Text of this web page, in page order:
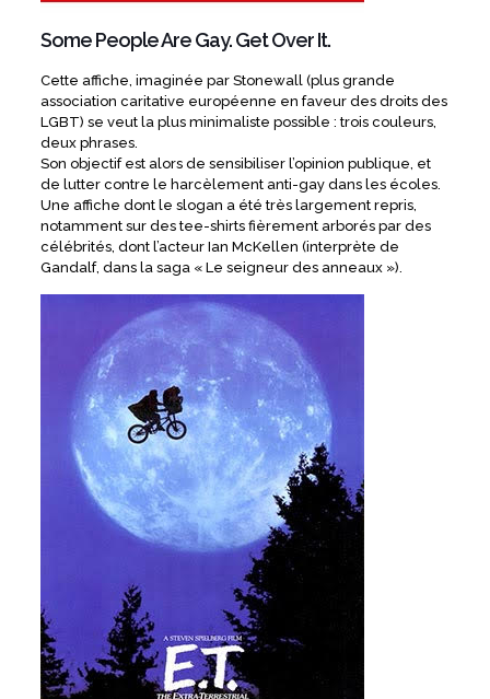
Some People Are Gay. Get Over It.
Cette affiche, imaginée par Stonewall (plus grande
association caritative européenne en faveur des droits des
LGBT) se veut la plus minimaliste possible : trois couleurs,
deux phrases.
Son objectif est alors de sensibiliser l’opinion publique, et
de lutter contre le harcèlement anti-gay dans les écoles.
Une affiche dont le slogan a été très largement repris,
notamment sur des tee-shirts fièrement arborés par des
célébrités, dont l’acteur Ian McKellen (interprète de
Gandalf, dans la saga « Le seigneur des anneaux »).